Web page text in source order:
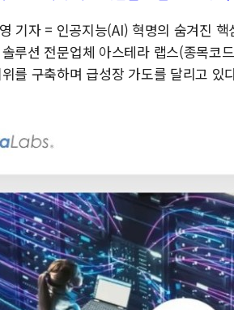
기자 = 인공지능(AI) 혁명의 숨겨진
루션 전문업체 아스테라 랩스(종목코
를 구축하며 급성장 가도를 달리고 있